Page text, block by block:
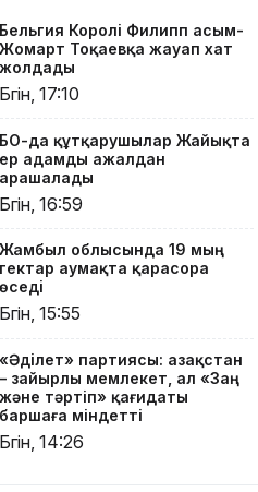
міндетті
Украина
Сызрань
Кубаньдағы
мұнай
өңдеу
зауыттарына
шабуыл
жасады
Қызылордада
ел» еңбек
жасақтарының
қатысуымен
экологиялық
сенбілік
Бельгия Королі Филипп Қасым-
Жомарт Тоқаевқа жауап хат
жолдады
Бүгін, 17:10
БҚО-да құтқарушылар Жайықта
ер адамды ажалдан
арашалады
Бүгін, 16:59
Жамбыл облысында 19 мың
гектар аумақта қарасора
өседі
Бүгін, 15:55
«Әділет» партиясы: Қазақстан
– зайырлы мемлекет, ал «Заң
және тәртіп» қағидаты
баршаға міндетті
Бүгін, 14:26